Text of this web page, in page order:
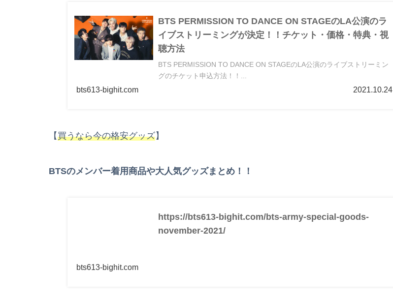
BTS PERMISSION TO DANCE ON STAGEのLA公演のラ
イブストリーミングが決定！！チケット・価格・特典・視
聴方法
BTS PERMISSION TO DANCE ON STAGEのLA公演のライブストリーミン
グのチケット申込方法！！...
bts613-bighit.com 2021.10.24
【買うなら今の格安グッズ】
BTSのメンバー着用商品や大人気グッズまとめ！！
https://bts613-bighit.com/bts-army-special-goods-
november-2021/
bts613-bighit.com